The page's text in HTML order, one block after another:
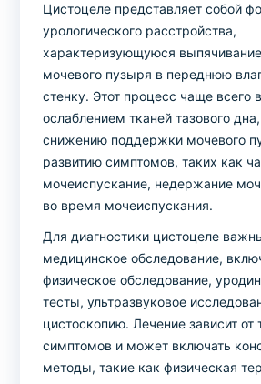
Цистоцеле представляет собой
урологического расстройства,
характеризующуюся
мочевого пузыря в переднюю
стенку. Этот процесс чаще всего
ослаблением тканей тазового
снижению поддержки мочевого
развитию симптомов, таких как
мочеиспускание, недержание
во время мочеиспускания.
Для диагностики цистоцеле
медицинское обследование,
физическое обследование,
тесты, ультразвуковое
цистоскопию. Лечение зависит от
симптомов и может включать
методы, такие как физическая
Оформить заказ
Если вы не знаете, какие
необходимы,запишитесь
консультацию .
* Администрация клиники
своевременного обновления
прайс-листа. Однако, чтобы
недоразумений, рекомендуем
сроки выполнения исследований
указанным на